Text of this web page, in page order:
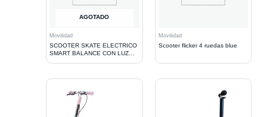
AGOTADO
Movilidad
SCOOTER SKATE ELECTRICO
SMART BALANCE CON LUZ
Movilidad
Scooter flicker 4 ruedas blue